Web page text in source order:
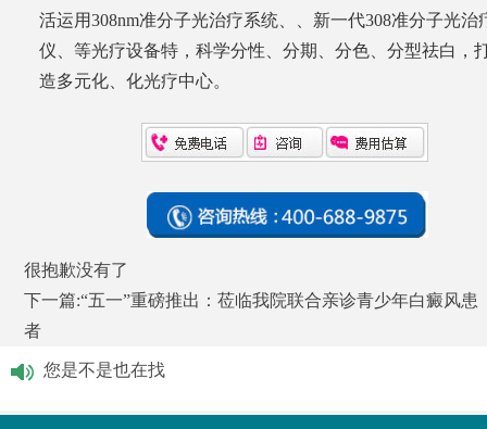
活运用308nm准分子光治疗系统、、新一代308准分子光治
仪、等光疗设备特，科学分性、分期、分色、分型祛白，
造多元化、化光疗中心。
很抱歉没有了
下一篇:“五一”重磅推出：莅临我院联合亲诊青少年白癜风患
者
您是不是也在找